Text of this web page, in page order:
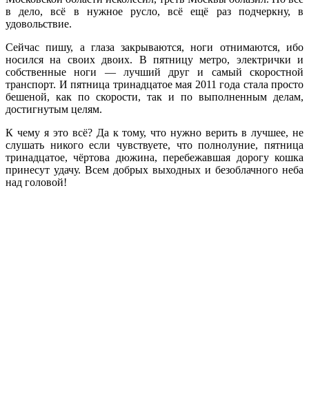
в дело, всё в нужное русло, всё ещё раз подчеркну, в
удовольствие.
Сейчас пишу, а глаза закрываются, ноги отнимаются, ибо
носился на своих двоих. В пятницу метро, электрички и
собственные ноги — лучший друг и самый скоростной
транспорт. И пятница тринадцатое мая 2011 года стала просто
бешеной, как по скорости, так и по выполненным делам,
достигнутым целям.
К чему я это всё? Да к тому, что нужно верить в лучшее, не
слушать никого если чувствуете, что полнолуние, пятница
тринадцатое, чёртова дюжина, перебежавшая дорогу кошка
принесут удачу. Всем добрых выходных и безоблачного неба
над головой!